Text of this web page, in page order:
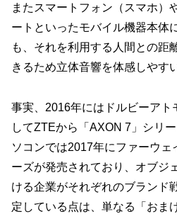
またスマートフォン（スマホ）
ートといったモバイル機器本体
も、それを利用する人間との距
きるため立体音響を体感しやす
事実、2016年にはドルビーアト
してZTEから「AXON 7」シリ
ソコンでは2017年にファーウェ
ーズが発売されており、オブジ
ける企業がそれぞれのブランド
定している点は、単なる「おま